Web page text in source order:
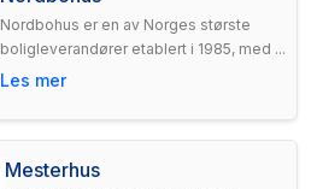
Nordbohus er en av Norges største
boligleverandører etablert i 1985, med ...
Les mer
Mesterhus